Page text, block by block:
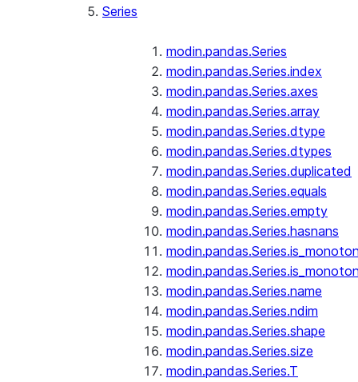
Series
modin.pandas.Series
modin.pandas.Series.index
modin.pandas.Series.axes
modin.pandas.Series.array
modin.pandas.Series.dtype
modin.pandas.Series.dtypes
modin.pandas.Series.duplicated
modin.pandas.Series.equals
modin.pandas.Series.empty
modin.pandas.Series.hasnans
modin.pandas.Series.name
modin.pandas.Series.ndim
modin.pandas.Series.shape
modin.pandas.Series.size
modin.pandas.Series.T